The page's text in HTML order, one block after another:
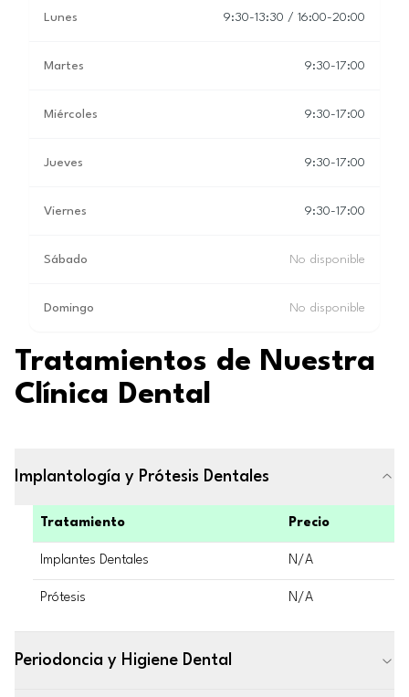
Lunes 9:30-13:30 / 16:00-20:00
Martes 9:30-17:00
Miércoles 9:30-17:00
Jueves 9:30-17:00
Viernes 9:30-17:00
Sábado No disponible
Domingo No disponible
Tratamientos de Nuestra
Clínica Dental
Implantología y Prótesis Dentales
Tratamiento Precio
Implantes Dentales N/A
Prótesis N/A
Periodoncia y Higiene Dental